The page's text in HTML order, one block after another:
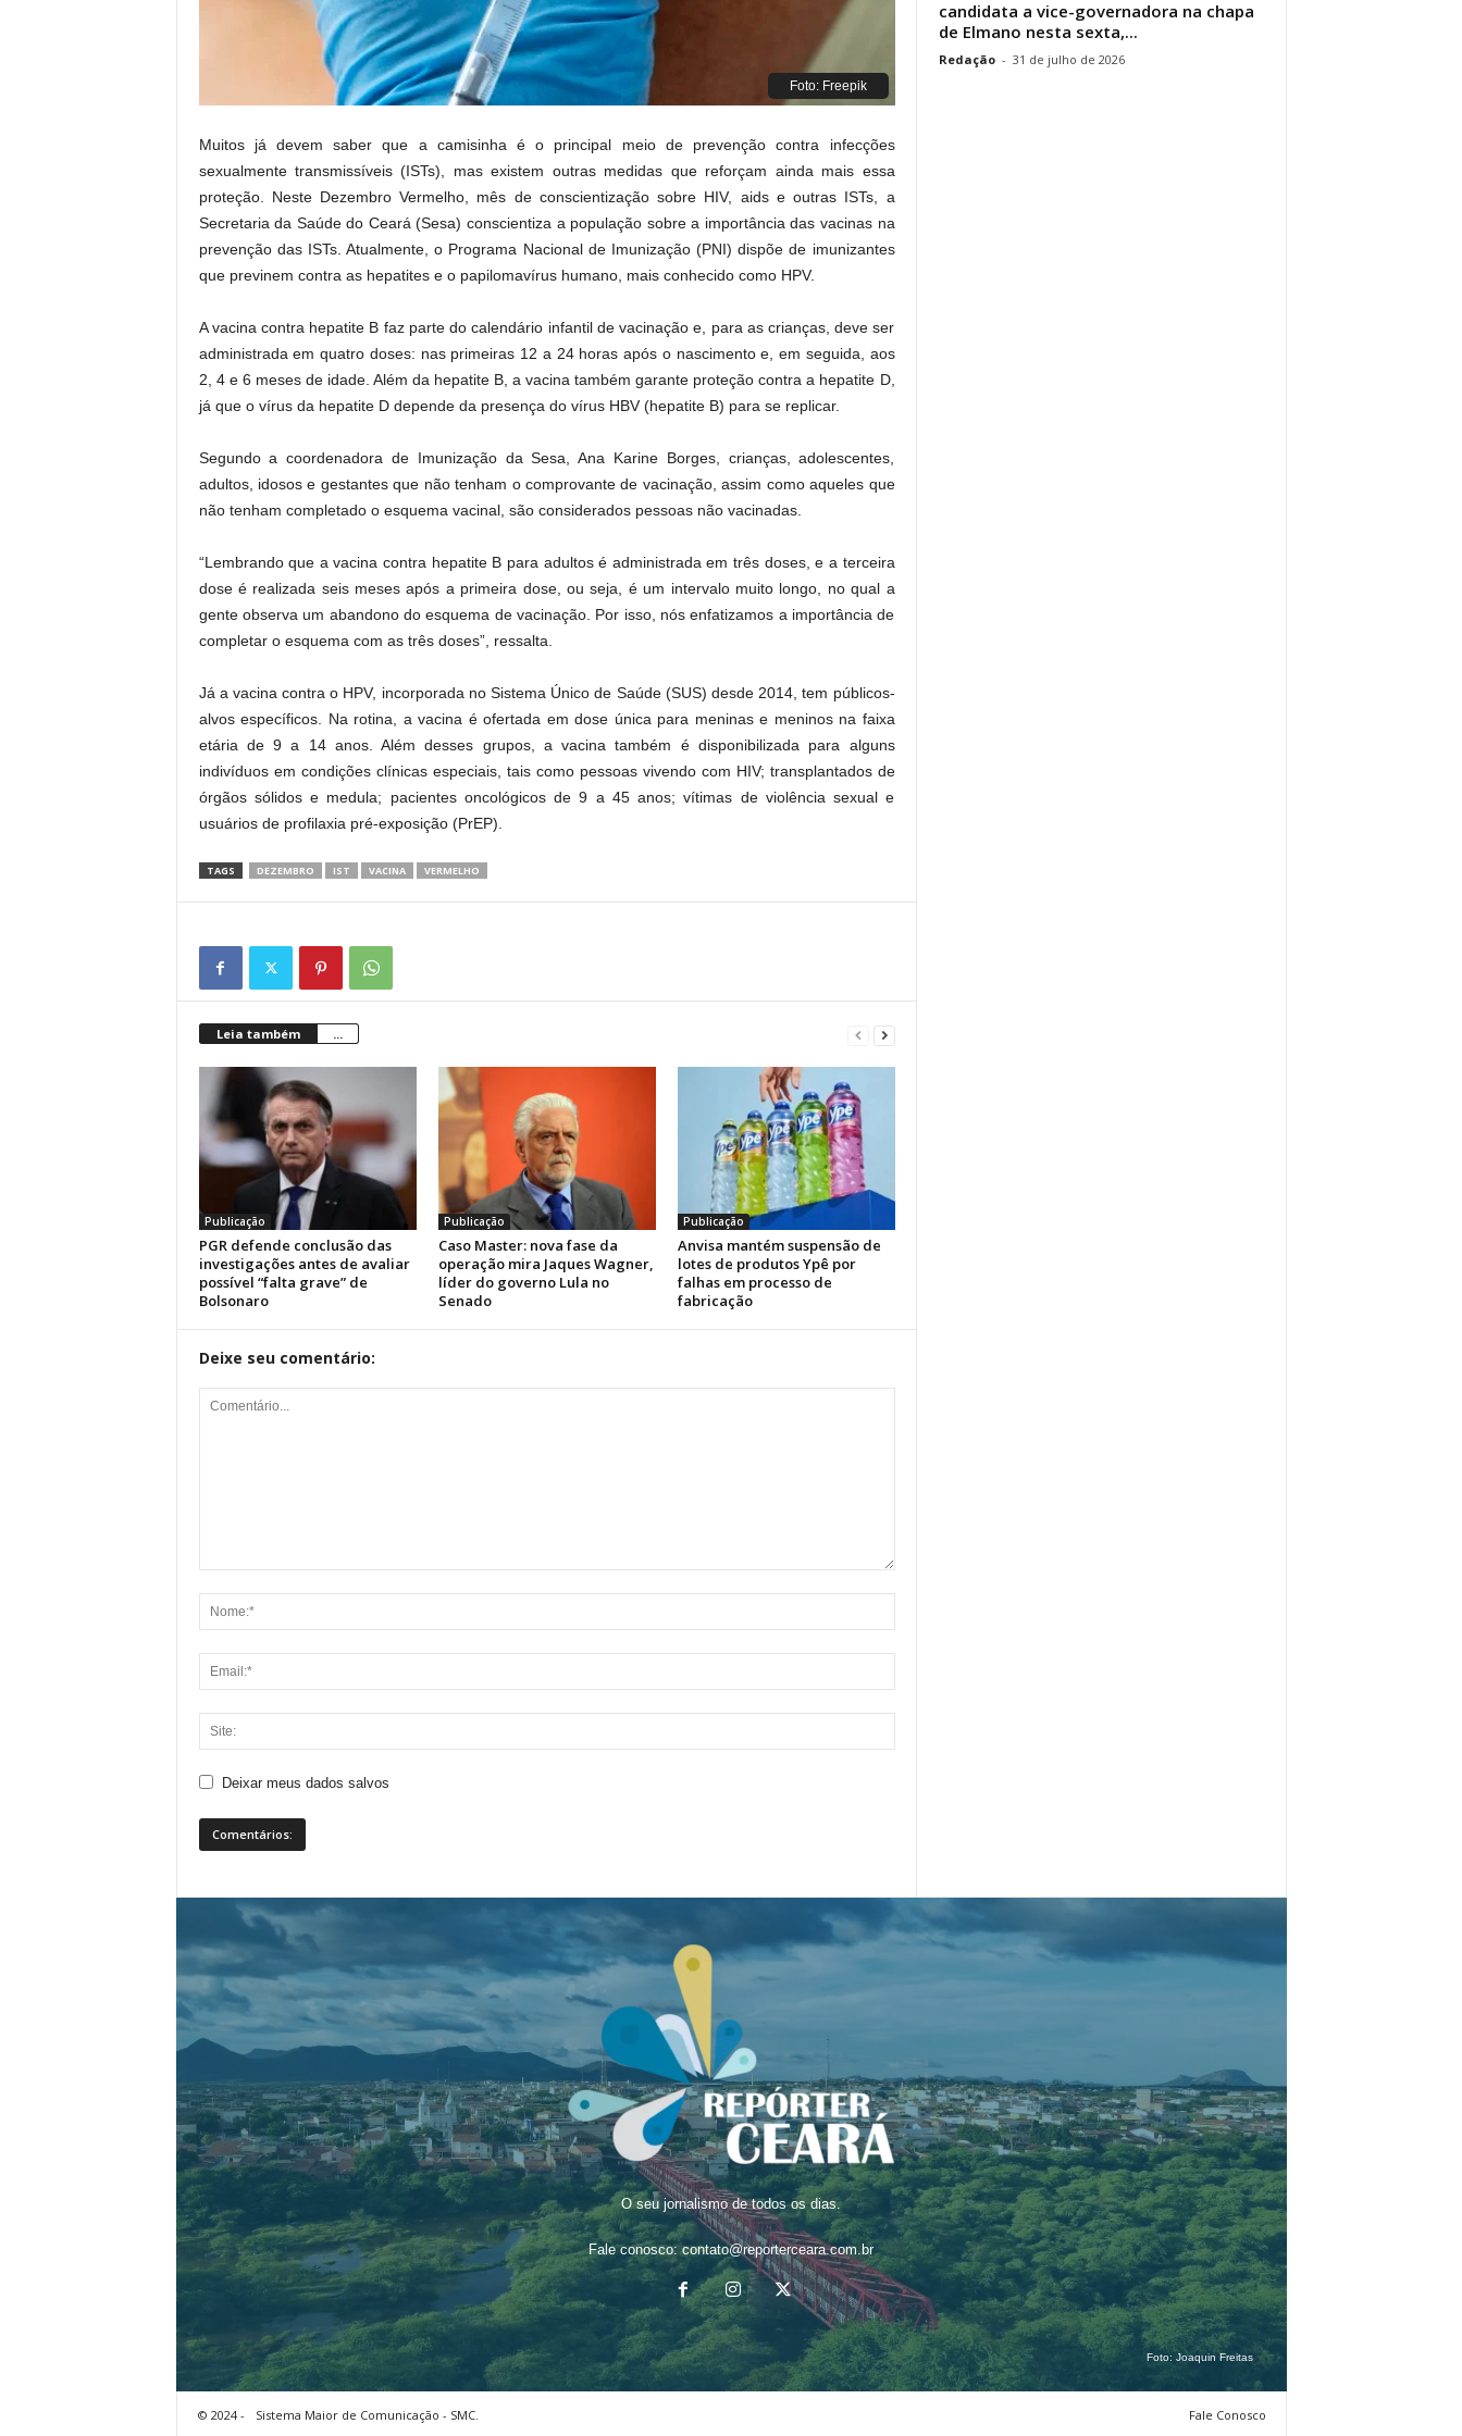
Foto: Freepik
Muitos já devem saber que a camisinha é o principal meio de prevenção contra infecções
sexualmente transmissíveis (ISTs), mas existem outras medidas que reforçam ainda mais essa
proteção. Neste Dezembro Vermelho, mês de conscientização sobre HIV, aids e outras ISTs, a
Secretaria da Saúde do Ceará (Sesa) conscientiza a população sobre a importância das vacinas na
prevenção das ISTs. Atualmente, o Programa Nacional de Imunização (PNI) dispõe de imunizantes
que previnem contra as hepatites e o papilomavírus humano, mais conhecido como HPV.
A vacina contra hepatite B faz parte do calendário infantil de vacinação e, para as crianças, deve ser
administrada em quatro doses: nas primeiras 12 a 24 horas após o nascimento e, em seguida, aos
2, 4 e 6 meses de idade. Além da hepatite B, a vacina também garante proteção contra a hepatite D,
já que o vírus da hepatite D depende da presença do vírus HBV (hepatite B) para se replicar.
Segundo a coordenadora de Imunização da Sesa, Ana Karine Borges, crianças, adolescentes,
adultos, idosos e gestantes que não tenham o comprovante de vacinação, assim como aqueles que
não tenham completado o esquema vacinal, são considerados pessoas não vacinadas.
“Lembrando que a vacina contra hepatite B para adultos é administrada em três doses, e a terceira
dose é realizada seis meses após a primeira dose, ou seja, é um intervalo muito longo, no qual a
gente observa um abandono do esquema de vacinação. Por isso, nós enfatizamos a importância de
completar o esquema com as três doses”, ressalta.
Já a vacina contra o HPV, incorporada no Sistema Único de Saúde (SUS) desde 2014, tem públicos-
alvos específicos. Na rotina, a vacina é ofertada em dose única para meninas e meninos na faixa
etária de 9 a 14 anos. Além desses grupos, a vacina também é disponibilizada para alguns
indivíduos em condições clínicas especiais, tais como pessoas vivendo com HIV; transplantados de
órgãos sólidos e medula; pacientes oncológicos de 9 a 45 anos; vítimas de violência sexual e
usuários de profilaxia pré-exposição (PrEP).
TAGS DEZEMBRO IST VACINA VERMELHO
Leia também ...
Publicação
PGR defende conclusão das
investigações antes de avaliar
possível “falta grave” de
Bolsonaro
Publicação
Caso Master: nova fase da
operação mira Jaques Wagner,
líder do governo Lula no
Senado
Publicação
Anvisa mantém suspensão de
lotes de produtos Ypê por
falhas em processo de
fabricação
Deixe seu comentário:
Deixar meus dados salvos
candidata a vice-governadora na chapa
de Elmano nesta sexta,...
Redação - 31 de julho de 2026
O seu jornalismo de todos os dias.
Fale conosco:contato@reporterceara.com.br
Foto: Joaquin Freitas
Fale Conosco
© 2024 - Sistema Maior de Comunicação - SMC.